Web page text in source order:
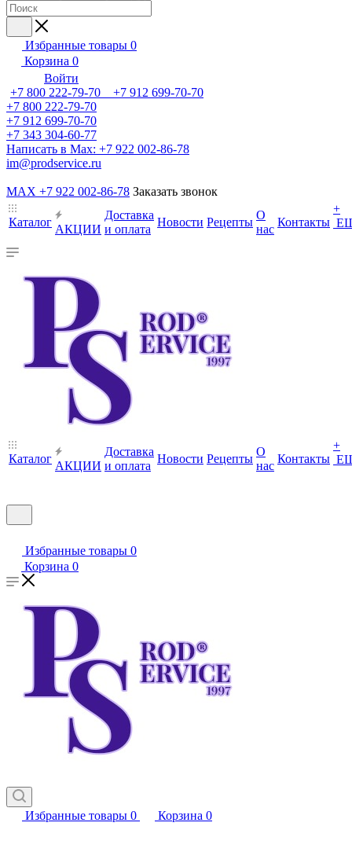
Избранные товары 0
Корзина 0
Войти
+7 800 222-79-70 +7 912 699-70-70
+7 800 222-79-70
+7 912 699-70-70
+7 343 304-60-77
Написать в Max: +7 922 002-86-78
im@prodservice.ru
MAX +7 922 002-86-78 Заказать звонок
Каталог
АКЦИИ
Доставка
и оплата
Новости Рецепты
О
нас
Контакты
+
Каталог
АКЦИИ
Доставка
и оплата
Новости Рецепты
О
нас
Контакты
+
Избранные товары 0
Корзина 0
Избранные товары 0 Корзина 0